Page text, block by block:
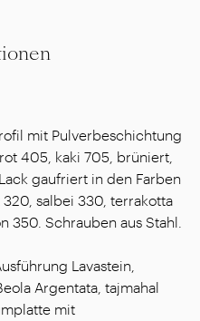
mit Pulverbeschichtung
405, kaki 705, brüniert,
gaufriert in den Farben
salbei 330, terrakotta
350. Schrauben aus Stahl.
Lavastein,
Argentata, tajmahal
mit